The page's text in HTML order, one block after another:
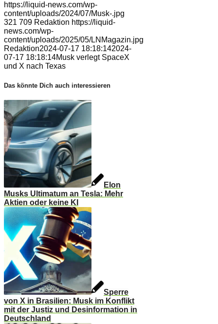
https://liquid-news.com/wp-
content/uploads/2024/07/Musk-.jpg
321 709 Redaktion https://liquid-
news.com/wp-
content/uploads/2025/05/LNMagazin.jpg
Redaktion2024-07-17 18:18:142024-
07-17 18:18:14Musk verlegt SpaceX
und X nach Texas
Das könnte Dich auch interessieren
Elon
Musks Ultimatum an Tesla: Mehr
Aktien oder keine KI
Sperre
von X in Brasilien: Musk im Konflikt
mit der Justiz und Desinformation in
Deutschland